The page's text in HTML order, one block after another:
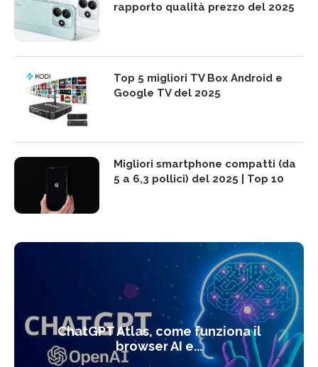
rapporto qualità prezzo del 2025
Top 5 migliori TV Box Android e
Google TV del 2025
Migliori smartphone compatti (da
5 a 6,3 pollici) del 2025 | Top 10
ChatGPT Atlas, come funziona il
browser AI e...